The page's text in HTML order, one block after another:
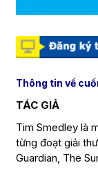
Thông tin về
TÁC GIẢ
Tim Smedley là
từng đoạt giải
Guardian, The